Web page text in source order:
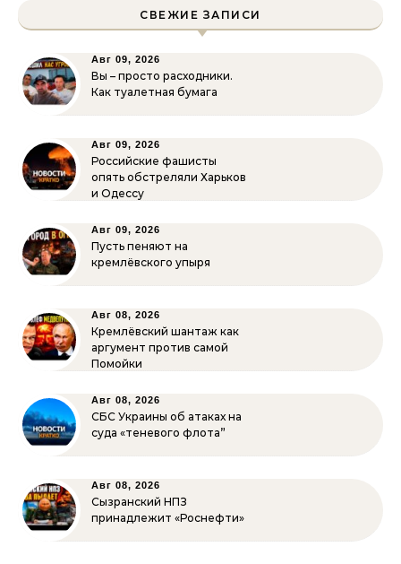
СВЕЖИЕ ЗАПИСИ
Авг 09, 2026
Вы – просто расходники.
Как туалетная бумага
Авг 09, 2026
Российские фашисты
опять обстреляли Харьков
и Одессу
Авг 09, 2026
Пусть пеняют на
кремлёвского упыря
Авг 08, 2026
Кремлёвский шантаж как
аргумент против самой
Помойки
Авг 08, 2026
СБС Украины об атаках на
суда «теневого флота”
Авг 08, 2026
Сызранский НПЗ
принадлежит «Роснефти»